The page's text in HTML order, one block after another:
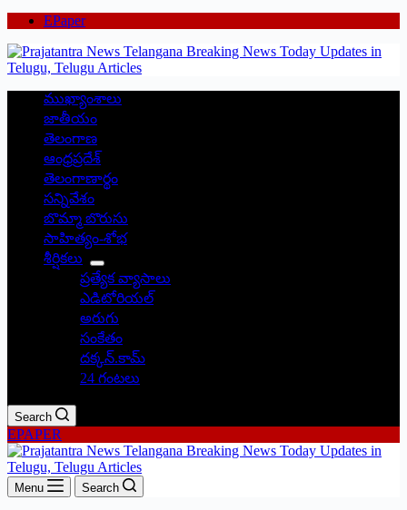
EPaper
ముఖ్యాంశాలు
జాతీయం
తెలంగాణ
ఆంధ్రప్రదేశ్
తెలంగాణార్థం
సన్నివేశం
బొమ్మా బొరుసు
సాహిత్యం-శోభ
శీర్షికలు
ప్రత్యేక వ్యాసాలు
ఎడిటోరియల్
అరుగు
సంకేతం
దక్కన్.కామ్
24 గంటలు
Search
EPAPER
Menu Search